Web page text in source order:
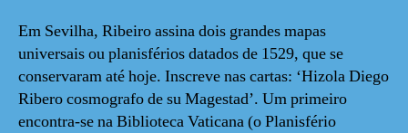
Em Sevilha, Ribeiro assina dois grandes mapas
universais ou planisférios datados de 1529, que se
conservaram até hoje. Inscreve nas cartas: ‘Hizola Diego
Ribero cosmografo de su Magestad’. Um primeiro
encontra-se na Biblioteca Vaticana (o Planisfério